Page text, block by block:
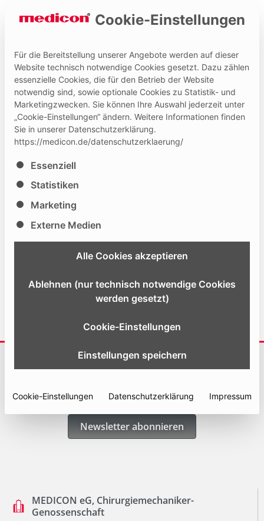
Hilfe und Kontakt Medicon Extranet
Eurospine 2025
46
22.10. - 24.10.2025
Copenhagen, DK
ABONNIEREN SIE UNSERE NEWSLETTER
Medicon
Newsletter abonnieren
MEDICON eG, Chirurgiemechaniker-
Genossenschaft
Cookie-Einstellungen
Für die Bereitstellung unserer Angebote werden auf dieser
Website technisch notwendige Cookies gesetzt. Dazu zählen
essenzielle Cookies, die für den Betrieb der Website
notwendig sind, sowie optionale Cookies zu Statistik- und
Marketingzwecken. Sie können Ihre Auswahl jederzeit unter
„Cookie-Einstellungen“ ändern. Weitere Informationen finden
Sie in unserer Datenschutzerklärung.
https://medicon.de/datenschutzerklaerung/
Es folgt eine Liste der Service-Gruppen, für die eine
Essenziell
Statistiken
Marketing
Externe Medien
Alle Cookies akzeptieren
Ablehnen (nur technisch notwendige Cookies
werden gesetzt)
Cookie-Einstellungen
Einstellungen speichern
Cookie-Einstellungen Datenschutzerklärung Impressum